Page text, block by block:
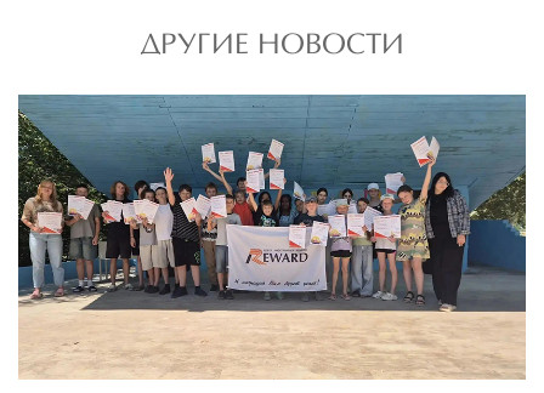
ДРУГИЕ НОВОСТИ